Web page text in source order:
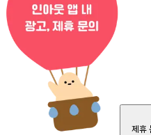
제휴